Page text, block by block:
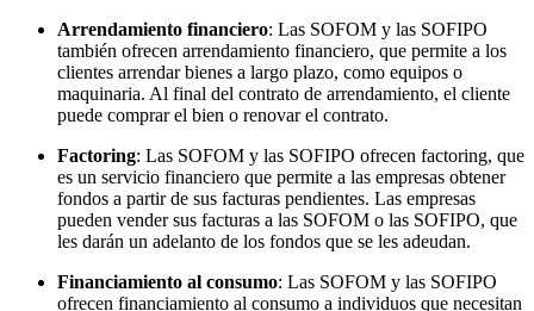
Arrendamiento financiero: Las SOFOM y las SOFIPO
también ofrecen arrendamiento financiero, que permite a los
clientes arrendar bienes a largo plazo, como equipos o
maquinaria. Al final del contrato de arrendamiento, el cliente
puede comprar el bien o renovar el contrato.
Factoring: Las SOFOM y las SOFIPO ofrecen factoring, que
es un servicio financiero que permite a las empresas obtener
fondos a partir de sus facturas pendientes. Las empresas
pueden vender sus facturas a las SOFOM o las SOFIPO, que
les darán un adelanto de los fondos que se les adeudan.
Financiamiento al consumo: Las SOFOM y las SOFIPO
ofrecen financiamiento al consumo a individuos que necesitan